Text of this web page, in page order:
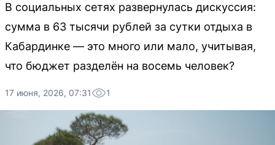
В социальных сетях развернулась дискуссия:
сумма в 63 тысячи рублей за сутки отдыха в
Кабардинке — это много или мало, учитывая,
что бюджет разделён на восемь человек?
17 июня, 2026, 07:31 1